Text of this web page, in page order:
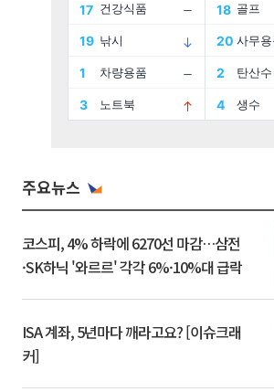
주요뉴스
코스피, 4% 하락에 6270선 마감…삼전
·SK하닉 '와르르' 각각 6%·10%대 급락
ISA 계좌, 5년마다 깨라고요? [이슈크래
커]